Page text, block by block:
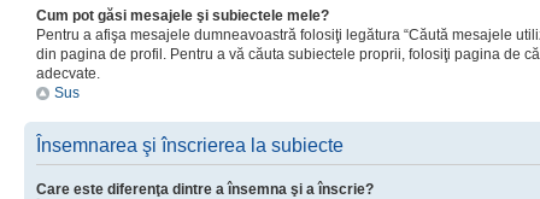
Cum pot găsi mesajele şi subiectele mele?
Pentru a afişa mesajele dumneavoastră folosiţi legătura “Căută mesajele
din pagina de profil. Pentru a vă căuta subiectele proprii, folosiţi pagina de
adecvate.
Sus
Însemnarea şi înscrierea la subiecte
Care este diferenţa dintre a însemna şi a înscrie?